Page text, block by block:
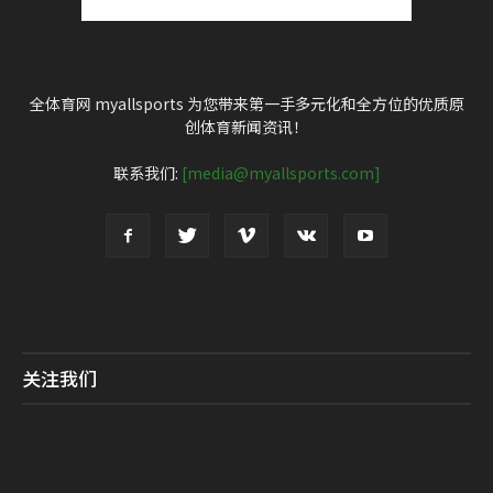
全体育网 myallsports 为您带来第一手多元化和全方位的优质原
创体育新闻资讯！
联系我们: [media@myallsports.com]
关注我们